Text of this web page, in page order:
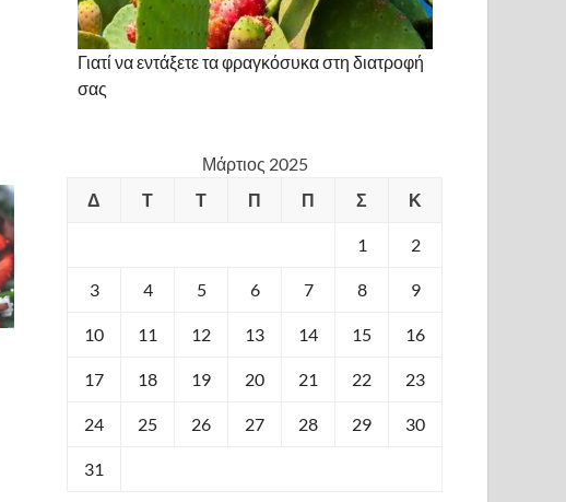
Γιατί να εντάξετε τα φραγκόσυκα στη διατροφή
σας
Μάρτιος 2025
Δ
Τ Τ Π Π Σ Κ
1 2
3 4 5 6 7 8 9
10 11 12 13 14 15 16
17 18 19 20 21 22 23
24 25 26 27 28 29 30
31